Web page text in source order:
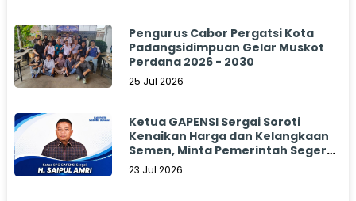
Pengurus Cabor Pergatsi Kota
Padangsidimpuan Gelar Muskot
Perdana 2026 - 2030
25 Jul 2026
Ketua GAPENSI Sergai Soroti
Kenaikan Harga dan Kelangkaan
Semen, Minta Pemerintah Segera
Bertindak
23 Jul 2026